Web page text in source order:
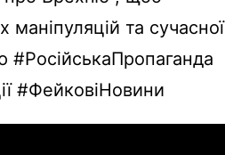
маніпуляцій та сучасної
#ФейковіНовини